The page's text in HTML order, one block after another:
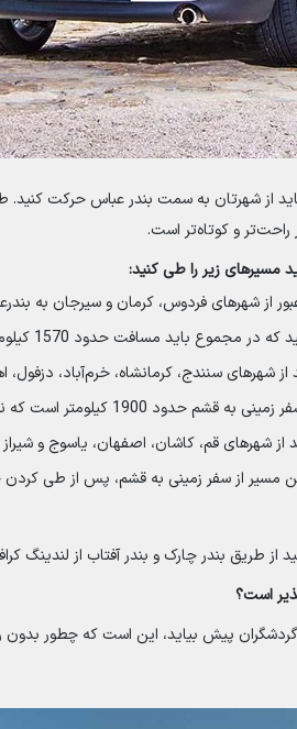
از شهرتان به سمت بندر عباس حرکت کنید.
راحت‌تر و کوتاه‌تر است.
مسیرهای زیر را طی کنید:
از شهرهای فردوس، کرمان و سیرجان به
1570 کیلومتر را طی کنید و نیاز به 18 ساعت رانندگی دارد.
شهرهای سنندج، کرمانشاه، خرم‌آباد، دزفول،
است که نیاز به 26 ساعت رانندگی دارد.
از شهرهای قم، کاشان، اصفهان، یاسوج و شیراز
طریق بندر چارک و بندر آفتاب از لندینگ
است؟
پیش بیاید، این است که چطور بدون